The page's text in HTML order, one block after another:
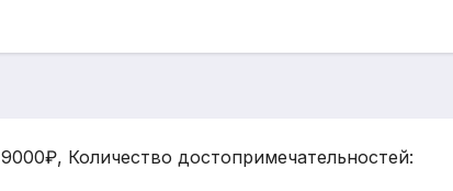
Количество достопримечательностей: